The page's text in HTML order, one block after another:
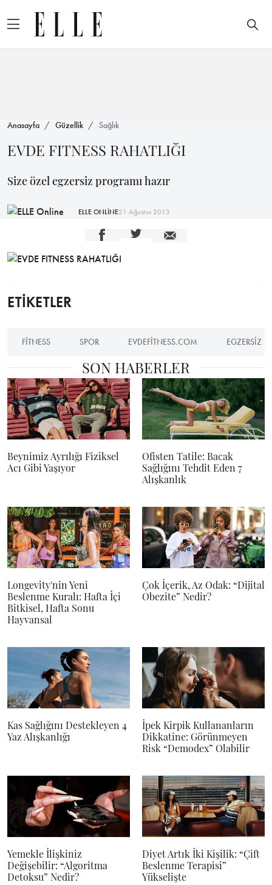
Anasayfa Güzellik Sağlık
EVDE FITNESS RAHATLIĞI
Size özel egzersiz programı hazır
ELLE ONLİNE21 Ağustos 2013
ETİKETLER
FITNESS SPOR EVDEFITNESS.COM EGZERSIZ
SON HABERLER
Beynimiz Ayrılığı Fiziksel
Acı Gibi Yaşıyor
Ofisten Tatile: Bacak
Sağlığını Tehdit Eden 7
Alışkanlık
Longevity'nin Yeni
Beslenme Kuralı: Hafta İçi
Bitkisel, Hafta Sonu
Hayvansal
Çok İçerik, Az Odak: “Dijital
Obezite” Nedir?
Kas Sağlığını Destekleyen 4
Yaz Alışkanlığı
İpek Kirpik Kullananların
Dikkatine: Görünmeyen
Risk “Demodex” Olabilir
Yemekle İlişkiniz
Değişebilir: “Algoritma
Detoksu” Nedir?
Diyet Artık İki Kişilik: “Çift
Beslenme Terapisi”
Yükselişte